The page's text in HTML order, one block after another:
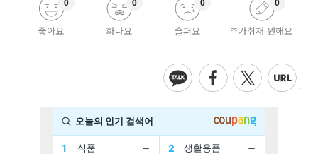
좋아요
0
화나요
0
슬퍼요
0
추가취재 원해요
0